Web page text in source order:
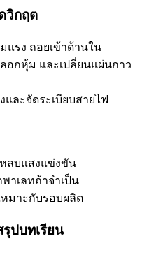
วิกฤต
แรง ถอยเข้าด้านใน
อกหุ้ม และเปลี่ยนแผ่นกาว
ละจัดระเบียบสายไฟ
ลบแสงแข่งขัน
าเลทถ้าจำเป็น
หมาะกับรอบผลิต
ปบทเรียน